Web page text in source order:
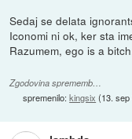
Sedaj se delata
Iconomi ni ok, ker sta
Razumem, ego is a
Zgodovina sprememb…
spremenilo:kingsix (13.